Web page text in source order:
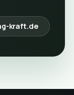
kraft.de